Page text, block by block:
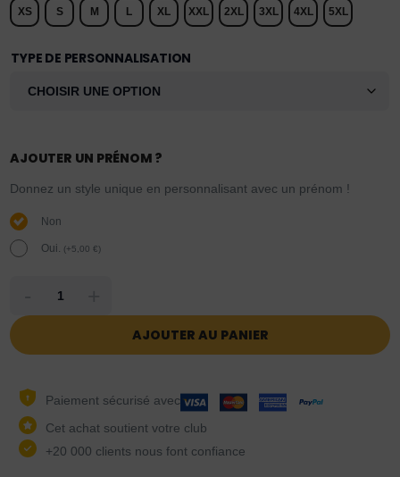
XS S M L XL XXL 2XL 3XL 4XL 5XL
TYPE DE PERSONNALISATION
AJOUTER UN PRÉNOM ?
Donnez un style unique en personnalisant avec un prénom !
Non
Oui. (+5,00€)
AJOUTER AU PANIER
Paiement sécurisé avec
Cet achat soutient votre club
+20 000 clients nous font confiance